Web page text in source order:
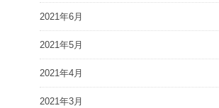
2021年6月
2021年5月
2021年4月
2021年3月